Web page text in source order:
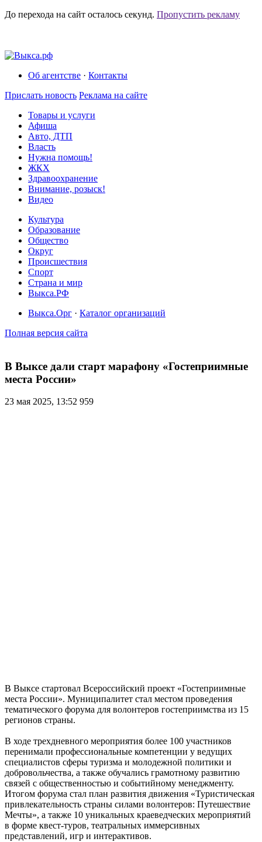
До перехода на сайт осталось секунд. Пропустить рекламу
Об агентстве · Контакты
Прислать новость Реклама на сайте
Товары и услуги
Афиша
Авто, ДТП
Власть
Нужна помощь!
ЖКХ
Здравоохранение
Внимание, розыск!
Видео
Культура
Образование
Общество
Округ
Происшествия
Спорт
Страна и мир
Выкса.РФ
Выкса.Орг · Каталог организаций
Полная версия сайта
В Выксе дали старт марафону «Гостеприимные
места России»
23 мая 2025, 13:52 959
В Выксе стартовал Всероссийский проект «Гостеприимные
места России». Муниципалитет стал местом проведения
тематического форума для волонтеров гостеприимства из 15
регионов страны.
В ходе трехдневного мероприятия более 100 участников
перенимали профессиональные компетенции у ведущих
специалистов сферы туризма и молодежной политики и
добровольчества, а также обучались грамотному развитию
связей с общественностью и событийному менеджменту.
Итогом форума стал план развития движения «Туристическая
привлекательность страны силами волонтеров: Путешествие
Мечты», а также 10 уникальных краеведческих мероприятий
в форме квест-туров, театральных иммерсивных
представлений, игр и интерактивов.